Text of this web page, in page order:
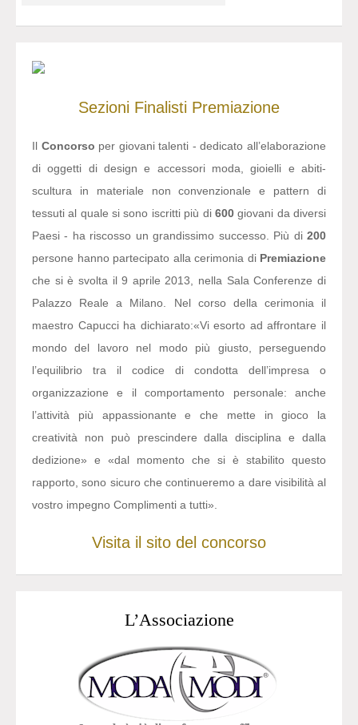
Sezioni Finalisti Premiazione
Il Concorso per giovani talenti - dedicato all’elaborazione
di oggetti di design e accessori moda, gioielli e abiti-
scultura in materiale non convenzionale e pattern di
tessuti al quale si sono iscritti più di 600giovani da diversi
Paesi - ha riscosso un grandissimo successo. Più di 200
persone hanno partecipato alla cerimonia di Premiazione
che si è svolta il 9 aprile 2013, nella Sala Conferenze di
Palazzo Reale a Milano. Nel corso della cerimonia il
maestro Capucci ha dichiarato:«Vi esorto ad affrontare il
mondo del lavoro nel modo più giusto, perseguendo
l’equilibrio tra il codice di condotta dell’impresa o
organizzazione e il comportamento personale: anche
l’attività più appassionante e che mette in gioco la
creatività non può prescindere dalla disciplina e dalla
dedizione» e «dal momento che si è stabilito questo
rapporto, sono sicuro che continueremo a dare visibilità al
vostro impegno Complimenti a tutti».
Visita il sito del concorso
L’Associazione